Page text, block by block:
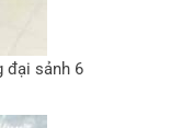
đại sảnh 6